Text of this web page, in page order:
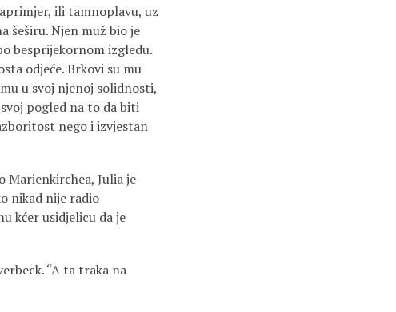
ili tamnoplavu, uz
šeširu. Njen muž bio je
besprijekornom izgledu.
odjeće. Brkovi su mu
u svoj njenoj solidnosti,
pogled na to da biti
nego i izvjestan
Julia je
nikad nije radio
kćer usidjelicu da je
“A ta traka na